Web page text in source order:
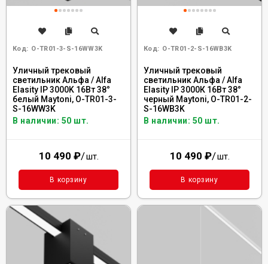
Код: O-TR01-3-S-16WW3K
Уличный трековый
светильник Альфа / Alfa
Elasity IP 3000K 16Вт 38°
белый Maytoni, O-TR01-3-
S-16WW3K
В наличии: 50 шт.
10 490 ₽/шт.
В корзину
Код: O-TR01-2-S-16WB3K
Уличный трековый
светильник Альфа / Alfa
Elasity IP 3000К 16Вт 38°
черный Maytoni, O-TR01-2-
S-16WB3K
В наличии: 50 шт.
10 490 ₽/шт.
В корзину